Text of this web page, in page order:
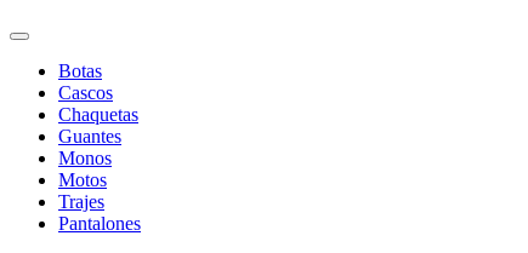
Botas
Cascos
Chaquetas
Guantes
Monos
Motos
Trajes
Pantalones